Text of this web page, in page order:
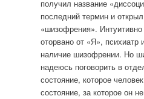
получил название
последний термин и
«шизофрения».
оторвано от «Я»,
наличие шизофрении. Но
надеюсь поговорить в
состояние, которое
состояние, за которое он